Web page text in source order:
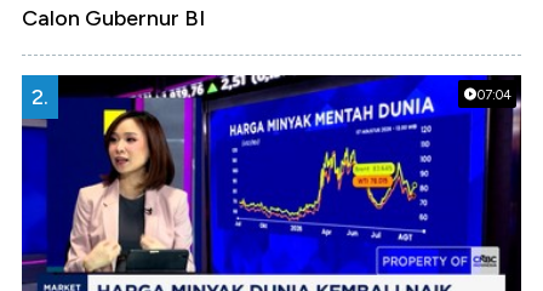
Calon Gubernur BI
07:04
2.